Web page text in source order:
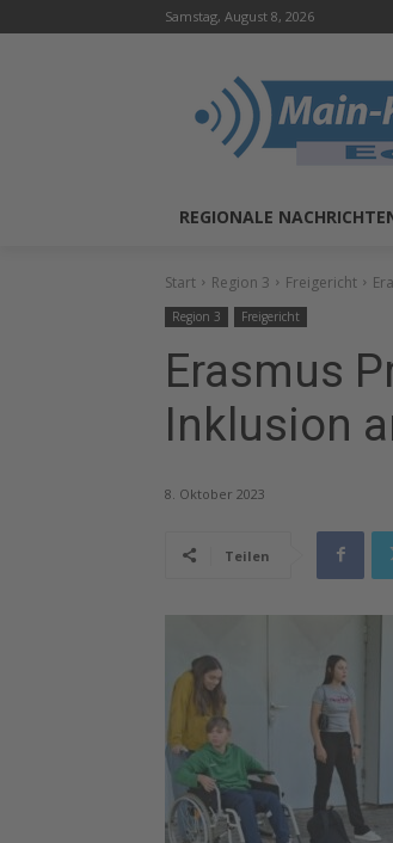
Samstag, August 8, 2026
REGIONALE
Start Region 3 Freigericht
Region 3 Freigericht
Erasmus
Inklusion
8. Oktober 2023
Teilen